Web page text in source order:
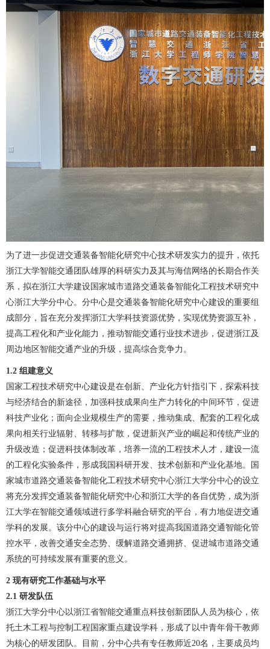
为了进一步促进交通装备智能化研究中心技术研发实力的提升，依托
浙江大学智能交通团队雄厚的科研实力及其与海信网络的长期合作关
系，拟在浙江大学建设国家城市道路交通装备智能化工程技术研究中
心浙江大学分中心。分中心是交通装备智能化研究中心建设的重要组
成部分，旨在充分发挥浙江大学科技资源优势，实现优势资源互补，
提高工程化和产业化能力，推动智能交通行业技术进步，促进浙江及
周边地区智能交通产业的升级，提高综合竞争力。
1.2 组建意义
国家工程技术研究中心建设是在创新、产业化方针指引下，探索科技
与经济结合的新途径，加强科技成果向生产力转化的中间环节，促进
科技产业化；面向企业规模生产的需要，推动集成、配套的工程化成
果向相关行业辐射、转移与扩散，促进新兴产业的崛起和传统产业的
升级改造；促进科技体制改革，培养一流的工程技术人才，建设一流
的工程化实验条件，形成我国科研开发、技术创新和产业化基地。国
家城市道路交通装备智能化工程技术研究中心浙江大学分中心的设立
将充分发挥交通装备智能化研究中心和浙江大学的各自优势，成为浙
江大学在智能交通领域进行多学科融合研究的平台，有力地促进交通
学科的发展。该分中心的建设与运行将对提高我国道路交通智能化管
控水平，改善交通安全态势、缓解道路交通拥挤、促进城市道路交通
系统的可持续发展有重要的意义。
2 现有研究工作基础与水平
2.1 研发队伍
浙江大学分中心以浙江省智能交通重点科技创新团队人员为核心，依
托土木工程与控制工程国家重点建设学科，形成了以中青年骨干教师
为核心的研发团队。目前，分中心共有专任教师近20名，主要成员均